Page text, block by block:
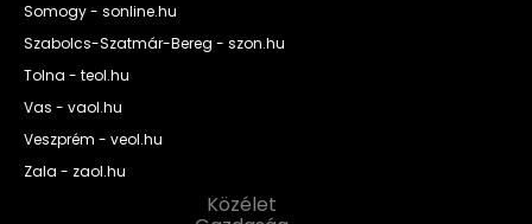
Somogy - sonline.hu
Szabolcs-Szatmár-Bereg - szon.hu
Tolna - teol.hu
Vas - vaol.hu
Veszprém - veol.hu
Zala - zaol.hu
Közélet